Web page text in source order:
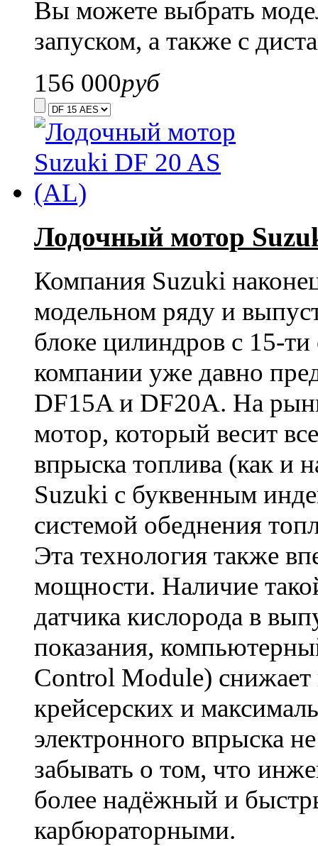
Вы можете выбрать
запуском, а также с
156 000руб
Лодочный мотор
Компания Suzuki
модельном ряду и
блоке цилиндров с 15-
компании уже давно
DF15A и DF20A. На
мотор, который весит
впрыска топлива (как и
Suzuki с буквенным
системой обеднения
Эта технология также
мощности. Наличие
датчика кислорода в
показания,
Control Module) снижает
крейсерских и
электронного впрыска
забывать о том, что
более надёжный и
карбюраторными.